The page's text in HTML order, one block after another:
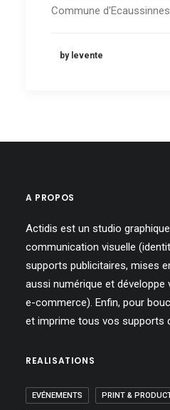
Commune d'Ecaussinnes
by levente
A PROPOS
Actidis est un studio
communication visuelle
supports publicitaires, mises
aussi numérique et
e-commerce). Enfin, pour
et imprime tous vos supports
REALISATIONS
EVÉNEMENTS PRINT &